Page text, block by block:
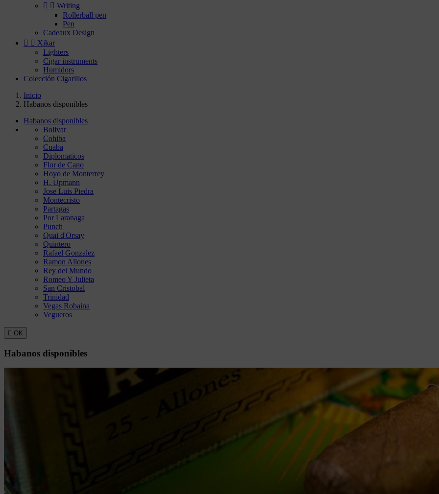
  Writing
Rollerball pen
Pen
Cadeaux Design
  Xikar
Lighters
Cigar instruments
Humidors
Colección Cigarillos
Inicio
Habanos disponibles
Habanos disponibles
Bolivar
Cohiba
Cuaba
Diplomaticos
Flor de Cano
Hoyo de Monterrey
H. Upmann
Jose Luis Piedra
Montecristo
Partagas
Por Laranaga
Punch
Quai d'Orsay
Quintero
Rafael Gonzalez
Ramon Allones
Rey del Mundo
Romeo Y Julieta
San Cristobal
Trinidad
Vegas Robaina
Vegueros
 OK
Habanos disponibles